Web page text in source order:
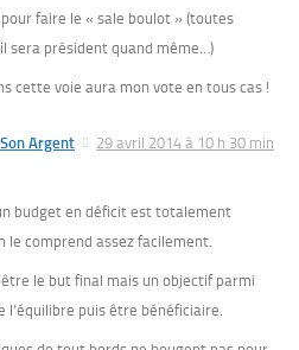
faire le « sale boulot » (toutes
sera président quand même…)
cette voie aura mon vote en tous cas !
Argent
29 avril 2014 à 10 h 30 min
budget en déficit est totalement
comprend assez facilement.
être le but final mais un objectif parmi
l’équilibre puis être bénéficiaire.